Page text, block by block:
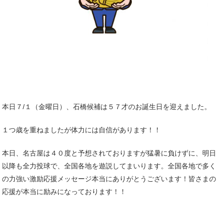
本日７/１（金曜日）、石橋候補は５７才のお誕生日を迎えました。
１つ歳を重ねましたが体力には自信があります！！
本日、名古屋は４０度と予想されておりますが猛暑に負けずに、明日
以降も全力投球で、全国各地を遊説してまいります。全国各地で多く
の力強い激励応援メッセージ本当にありがとうございます！皆さまの
応援が本当に励みになっております！！